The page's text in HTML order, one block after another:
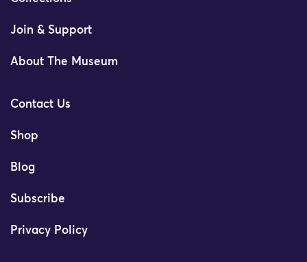
Join & Support
About The Museum
Contact Us
Shop
Blog
Subscribe
Privacy Policy